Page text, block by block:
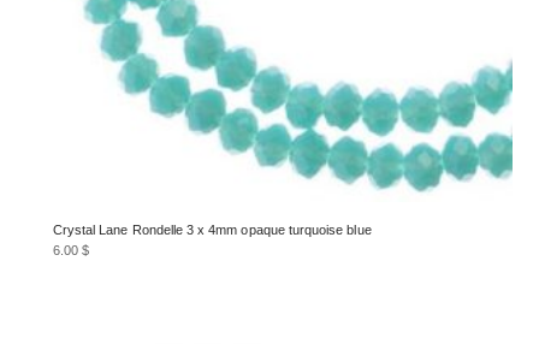
Crystal Lane Rondelle 3 x 4mm opaque turquoise blue
6.00$